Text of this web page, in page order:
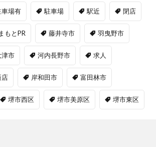
車場有 駐車場 駅近 閉店
もとPR 藤井寺市 羽曳野市
津市 河内長野市 求人
店 岸和田市 富田林市
堺市西区 堺市美原区 堺市東区